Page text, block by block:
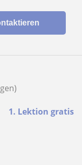
1. Lektion gratis